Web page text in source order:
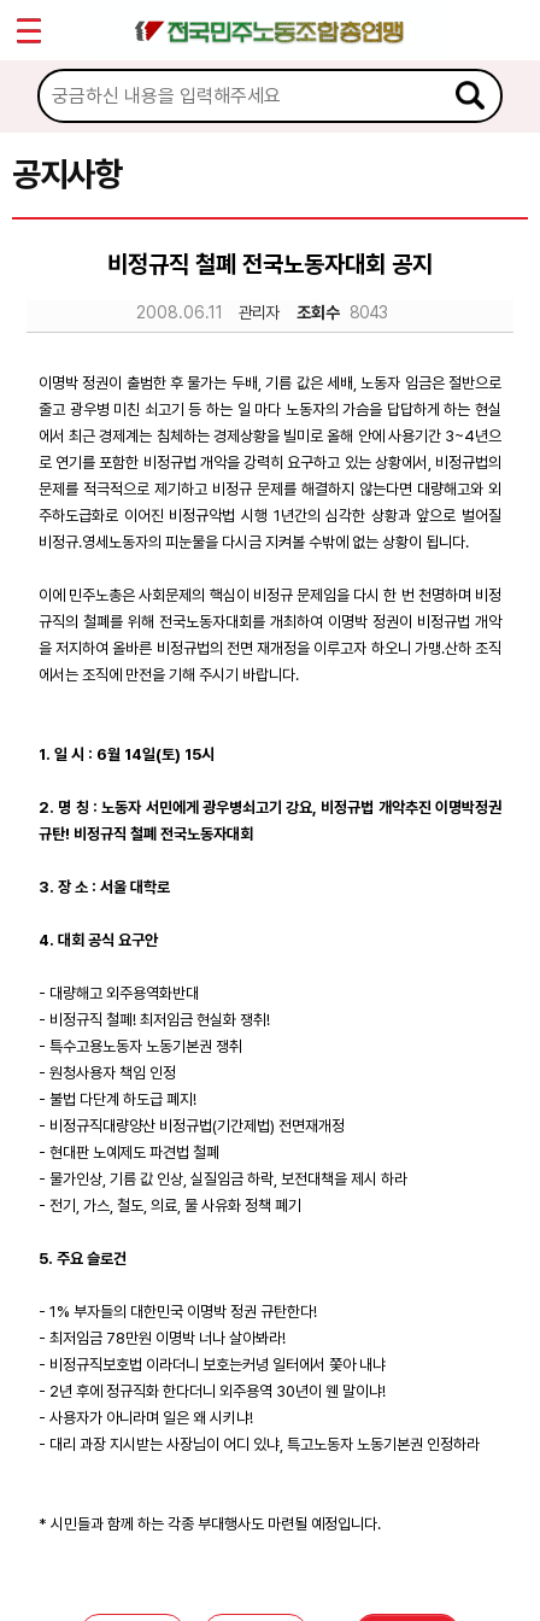
공지사항
비정규직 철폐 전국노동자대회 공지
2008.06.11 관리자 조회수 8043
이명박 정권이 출범한 후 물가는 두배, 기름 값은 세배, 노동자 임금은 절반으로
줄고 광우병 미친 쇠고기 등 하는 일 마다 노동자의 가슴을 답답하게 하는 현실
에서 최근 경제계는 침체하는 경제상황을 빌미로 올해 안에 사용기간 3~4년으
로 연기를 포함한 비정규법 개악을 강력히 요구하고 있는 상황에서, 비정규법의
문제를 적극적으로 제기하고 비정규 문제를 해결하지 않는다면 대량해고와 외
주하도급화로 이어진 비정규악법 시행 1년간의 심각한 상황과 앞으로 벌어질
비정규.영세노동자의 피눈물을 다시금 지켜볼 수밖에 없는 상황이 됩니다.
이에 민주노총은 사회문제의 핵심이 비정규 문제임을 다시 한 번 천명하며 비정
규직의 철폐를 위해 전국노동자대회를 개최하여 이명박 정권이 비정규법 개악
을 저지하여 올바른 비정규법의 전면 재개정을 이루고자 하오니 가맹.산하 조직
에서는 조직에 만전을 기해 주시기 바랍니다.
1. 일 시 : 6월 14일(토) 15시
2. 명 칭 : 노동자 서민에게 광우병쇠고기 강요, 비정규법 개악추진 이명박정권
규탄! 비정규직 철폐 전국노동자대회
3. 장 소 : 서울 대학로
4. 대회 공식 요구안
- 대량해고 외주용역화반대
- 비정규직 철폐! 최저임금 현실화 쟁취!
- 특수고용노동자 노동기본권 쟁취
- 원청사용자 책임 인정
- 불법 다단계 하도급 폐지!
- 비정규직대량양산 비정규법(기간제법) 전면재개정
- 현대판 노예제도 파견법 철폐
- 물가인상, 기름 값 인상, 실질임금 하락, 보전대책을 제시 하라
- 전기, 가스, 철도, 의료, 물 사유화 정책 폐기
5. 주요 슬로건
- 1% 부자들의 대한민국 이명박 정권 규탄한다!
- 최저임금 78만원 이명박 너나 살아봐라!
- 비정규직보호법 이라더니 보호는커녕 일터에서 쫓아 내냐
- 2년 후에 정규직화 한다더니 외주용역 30년이 웬 말이냐!
- 사용자가 아니라며 일은 왜 시키냐!
- 대리 과장 지시받는 사장님이 어디 있냐, 특고노동자 노동기본권 인정하라
* 시민들과 함께 하는 각종 부대행사도 마련될 예정입니다.
마이페이지
소개
소식
공지사항
노동상담
자료
부설기관
업무
Sketchbook5, 스케치북5
Sketchbook5, 스케치북5